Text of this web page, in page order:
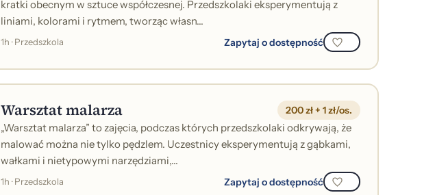
kratki obecnym w sztuce współczesnej. Przedszkolaki eksperymentują z
liniami, kolorami i rytmem, tworząc własn...
1h · Przedszkola Zapytaj o dostępność
Warsztat malarza 200 zł + 1 zł/os.
„Warsztat malarza” to zajęcia, podczas których przedszkolaki odkrywają, że
malować można nie tylko pędzlem. Uczestnicy eksperymentują z gąbkami,
wałkami i nietypowymi narzędziami,...
1h · Przedszkola Zapytaj o dostępność